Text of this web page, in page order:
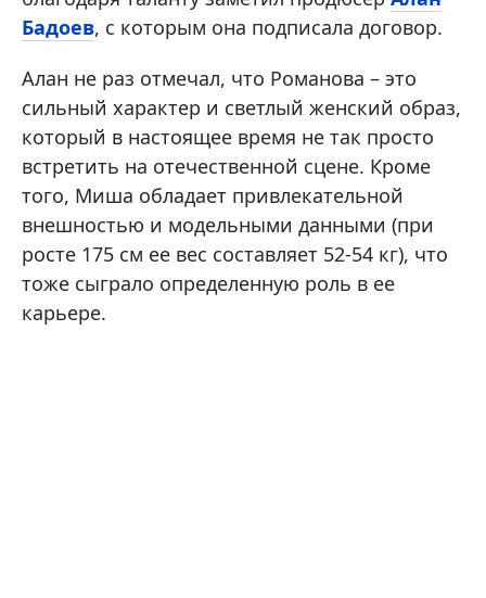
Бадоев, с которым она подписала договор.
Алан не раз отмечал, что Романова – это
сильный характер и светлый женский образ,
который в настоящее время не так просто
встретить на отечественной сцене. Кроме
того, Миша обладает привлекательной
внешностью и модельными данными (при
росте 175 см ее вес составляет 52-54 кг), что
тоже сыграло определенную роль в ее
карьере.